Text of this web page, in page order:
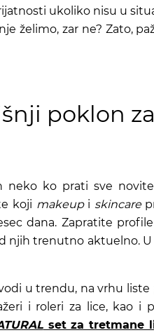
ukoliko nisu u
želimo, zar ne? Zato,
poklon
neko ko prati sve
koji makeupi skincare
dana. Zapratite
njih trenutno aktuelno.
u trendu, na vrhu liste
i roleri za lice, kao i
set za tretmane